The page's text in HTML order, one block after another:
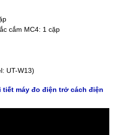
cắm MC4: 1 cặp
UT-W13)
tiết máy đo điện trở cách điện